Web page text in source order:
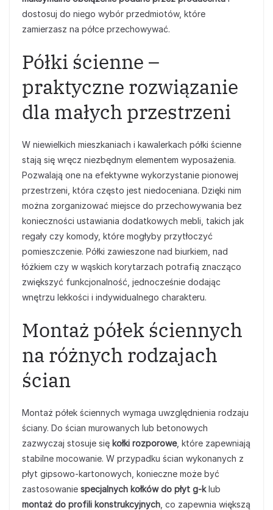
dostosuj do niego wybór przedmiotów, które
zamierzasz na półce przechowywać.
Półki ścienne –
praktyczne rozwiązanie
dla małych przestrzeni
W niewielkich mieszkaniach i kawalerkach półki ścienne
stają się wręcz niezbędnym elementem wyposażenia.
Pozwalają one na efektywne wykorzystanie pionowej
przestrzeni, która często jest niedoceniana. Dzięki nim
można zorganizować miejsce do przechowywania bez
konieczności ustawiania dodatkowych mebli, takich jak
regały czy komody, które mogłyby przytłoczyć
pomieszczenie. Półki zawieszone nad biurkiem, nad
łóżkiem czy w wąskich korytarzach potrafią znacząco
zwiększyć funkcjonalność, jednocześnie dodając
wnętrzu lekkości i indywidualnego charakteru.
Montaż półek ściennych
na różnych rodzajach
ścian
Montaż półek ściennych wymaga uwzględnienia rodzaju
ściany. Do ścian murowanych lub betonowych
zazwyczaj stosuje się kołki rozporowe, które zapewniają
stabilne mocowanie. W przypadku ścian wykonanych z
płyt gipsowo-kartonowych, konieczne może być
zastosowanie specjalnych kołków do płyt g-klub
montaż do profili konstrukcyjnych , co zapewnia większą